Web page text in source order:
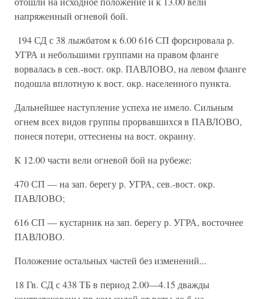
напряженный огневой бой.
194 СД с 38 лыжбатом к 6.00 616 СП форсировала р.
УГРА и небольшими группами на правом фланге
ворвалась в сев.-вост. окр. ПАВЛОВО, на левом фланге
подошла вплотную к вост. окр. населенного пункта.
Дальнейшее наступление успеха не имело. Сильным
огнем всех видов группы прорвавшихся в ПАВЛОВО,
понеся потери, оттеснены на вост. окраину.
К 12.00 части вели огневой бой на рубеже:
470 СП — на зап. берегу р. УГРА, сев.-вост. окр.
ПАВЛОВО;
616 СП — кустарник на зап. берегу р. УГРА, восточнее
ПАВЛОВО.
Положение остальных частей без изменений...
18 Гв. СД с 438 ТБ в период 2.00—4.15 дважды